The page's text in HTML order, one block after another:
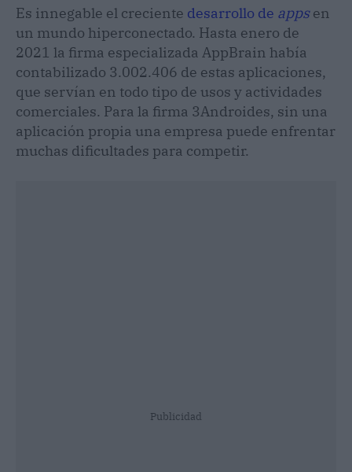
Es innegable el creciente desarrollo de apps en
un mundo hiperconectado. Hasta enero de
2021 la firma especializada AppBrain había
contabilizado 3.002.406 de estas aplicaciones,
que servían en todo tipo de usos y actividades
comerciales. Para la firma 3Androides, sin una
aplicación propia una empresa puede enfrentar
muchas dificultades para competir.
Publicidad